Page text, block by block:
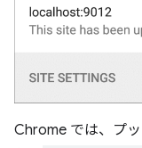
Chrome では、プ